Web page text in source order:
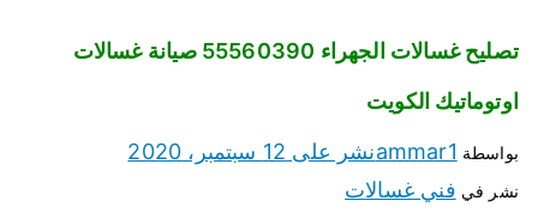
تصليح غسالات الجهراء 55560390 صيانة غسالات
اوتوماتيك الكويت
بواسطة ammar1نشر على 12 سبتمبر، 2020
نشر في فني غسالات